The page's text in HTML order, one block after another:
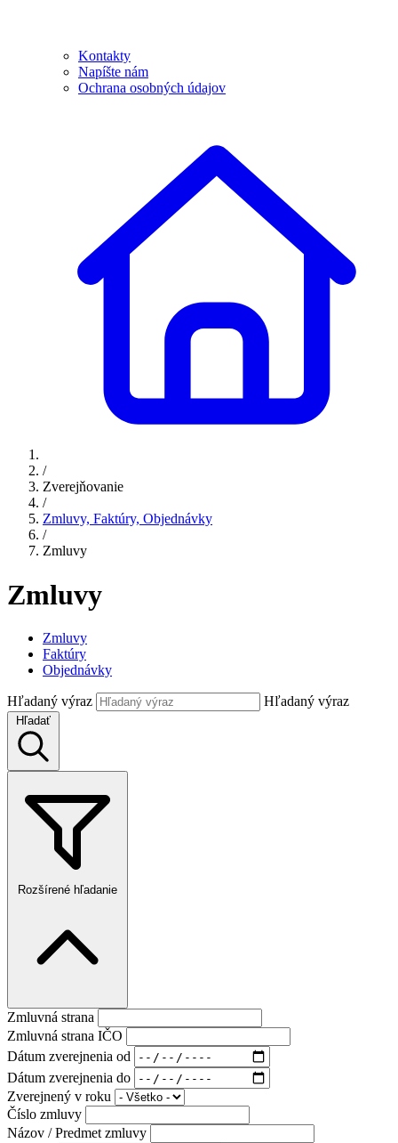
Kontakty
Napíšte nám
Ochrana osobných údajov
/
Zverejňovanie
/
Zmluvy, Faktúry, Objednávky
/
Zmluvy
Zmluvy
Zmluvy
Faktúry
Objednávky
Hľadaný výraz Hľadaný výraz
Hľadať
Rozšírené hľadanie
Zmluvná strana
Zmluvná strana IČO
Dátum zverejnenia od
Dátum zverejnenia do
Zverejnený v roku
Číslo zmluvy
Názov / Predmet zmluvy